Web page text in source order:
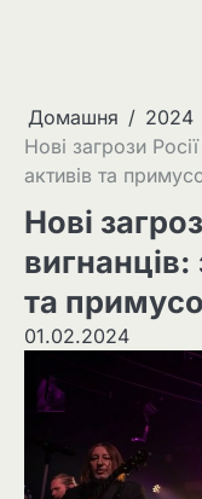
Домашня 2024
Нові загрози
активів та
Нові
вигнанців:
та
01.02.2024